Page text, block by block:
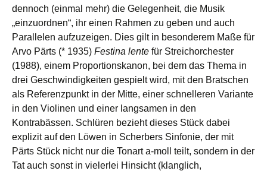
dennoch (einmal mehr) die Gelegenheit, die Musik
„einzuordnen“, ihr einen Rahmen zu geben und auch
Parallelen aufzuzeigen. Dies gilt in besonderem Maße für
Arvo Pärts (* 1935) Festina lente für Streichorchester
(1988), einem Proportionskanon, bei dem das Thema in
drei Geschwindigkeiten gespielt wird, mit den Bratschen
als Referenzpunkt in der Mitte, einer schnelleren Variante
in den Violinen und einer langsamen in den
Kontrabässen. Schlüren bezieht dieses Stück dabei
explizit auf den Löwen in Scherbers Sinfonie, der mit
Pärts Stück nicht nur die Tonart a-moll teilt, sondern in der
Tat auch sonst in vielerlei Hinsicht (klanglich,